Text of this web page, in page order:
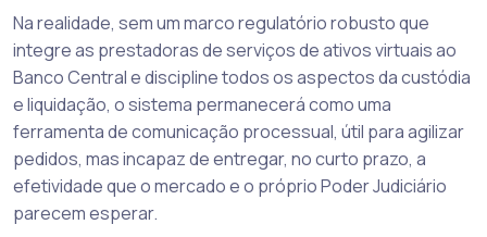
Na realidade, sem um marco regulatório robusto que
integre as prestadoras de serviços de ativos virtuais ao
Banco Central e discipline todos os aspectos da custódia
e liquidação, o sistema permanecerá como uma
ferramenta de comunicação processual, útil para agilizar
pedidos, mas incapaz de entregar, no curto prazo, a
efetividade que o mercado e o próprio Poder Judiciário
parecem esperar.